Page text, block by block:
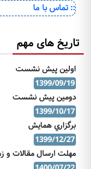
:: تماس با ما
تاریخ های مهم
اولين پيش نشست
1399/09/19
دومين پيش نشست
1399/10/17
برگزاري همايش
1399/12/27
مهلت ارسال مقالات و